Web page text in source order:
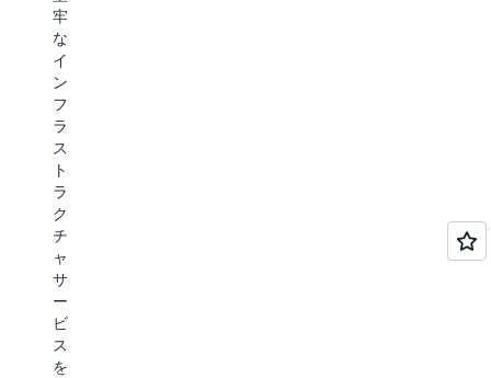
牢
な
イ
ン
フ
ラ
ス
ト
ラ
ク
チ
ャ
サ
ー
ビ
ス
を